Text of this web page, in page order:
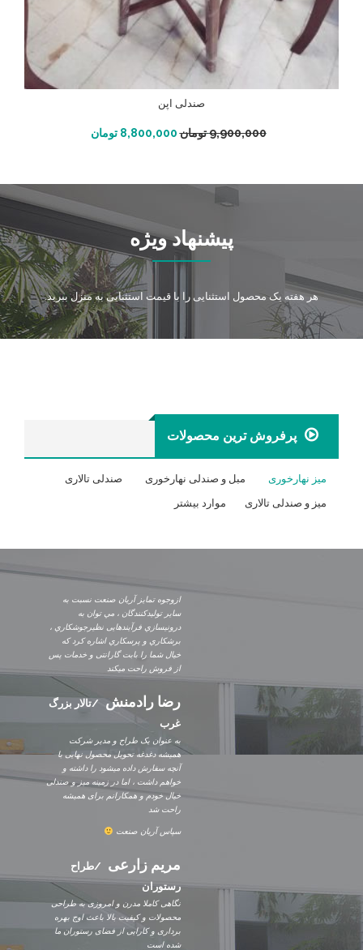
صندلی اپن
9,900,000تومان 8,800,000 تومان افزودن به سبد خرید
پیشنهاد ویژه
هر هفته یک محصول استثنایی را با قیمت استثنایی به منزل ببرید.
پرفروش ترین محصولات
میز نهارخوری مبل و صندلی نهارخوری
صندلی تالاری
میز و صندلی تالاری
موارد بیشتر
ازوجوه تمایز آریان صنعت نسبت به
ساير توليدکنندگان ، مي توان به
درونيسازي فرآيندهايی نظيرجوشکاري ،
برشکاري و پرسکاري اشاره کرد که
خیال شما را بابت گارانتی و خدمات پس
از فروش راحت میکند
رضا رادمنش
تالار بزرگ
غرب
به عنوان یک طراح و مدیر شرکت
همیشه دغدغه تحویل محصول نهایی با
آنچه سفارش داده میشود را داشته و
خواهم داشت ، اما در زمینه میز و صندلی
خیال خودم و همکارانم برای همیشه
راحت شد
سپاس آریان صنعت
مریم زارعی
طراح
رستوران
نگاهی کاملا مدرن و امروزی به طراحی
محصولات و کیفیت بالا باعث اوج بهره
برداری و کارایی از فضای رستوران ما
شده است